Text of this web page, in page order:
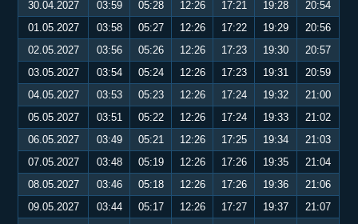
30.04.2027
03:59 05:28 12:26 17:21 19:28
20:54
01.05.2027
03:58 05:27 12:26 17:22 19:29
20:56
02.05.2027
03:56 05:26 12:26 17:23 19:30
20:57
03.05.2027
03:54 05:24 12:26 17:23 19:31
20:59
04.05.2027
03:53 05:23 12:26 17:24 19:32
21:00
05.05.2027
03:51 05:22 12:26 17:24 19:33
21:02
06.05.2027
03:49 05:21 12:26 17:25 19:34
21:03
07.05.2027
03:48 05:19 12:26 17:26 19:35
21:04
08.05.2027
03:46 05:18 12:26 17:26 19:36
21:06
09.05.2027
03:44 05:17 12:26 17:27 19:37
21:07